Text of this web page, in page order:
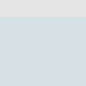
uğrunda
olub və